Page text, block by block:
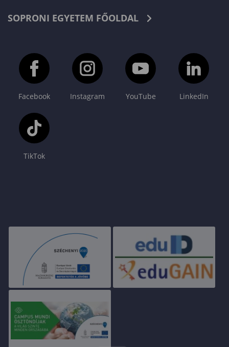
SOPRONI EGYETEM FŐOLDAL
Facebook Instagram YouTube LinkedIn
TikTok